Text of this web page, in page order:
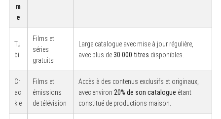
m
e
Tu
bi
Films et
séries
gratuits
Large catalogue avec mise à jour régulière,
avec plus de30 000 titres disponibles.
Cr
ac
kle
Films et
émissions
de télévision
Accès à des contenus exclusifs et originaux,
avec environ 20% de son catalogue étant
constitué de productions maison.